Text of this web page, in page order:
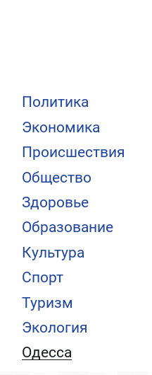
Политика
Экономика
Происшествия
Общество
Здоровье
Образование
Культура
Спорт
Туризм
Экология
Одесса